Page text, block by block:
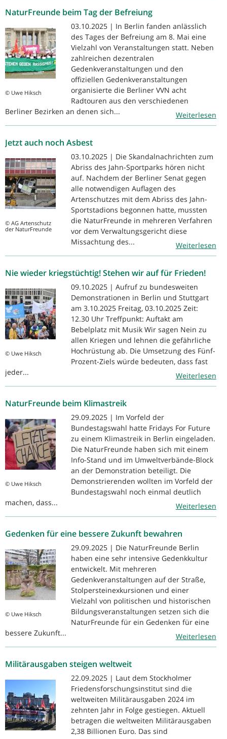
NaturFreunde beim Tag der Befreiung
© Uwe Hiksch
03.10.2025 | In Berlin fanden anlässlich
des Tages der Befreiung am 8. Mai eine
Vielzahl von Veranstaltungen statt. Neben
zahlreichen dezentralen
Gedenkveranstaltungen und den
offiziellen Gedenkveranstaltungen
organisierte die Berliner VVN acht
Radtouren aus den verschiedenen
Berliner Bezirken an denen sich...
Weiterlesen
Jetzt auch noch Asbest
© AG Artenschutz
der NaturFreunde
03.10.2025 | Die Skandalnachrichten zum
Abriss des Jahn-Sportparks hören nicht
auf. Nachdem der Berliner Senat gegen
alle notwendigen Auflagen des
Artenschutzes mit dem Abriss des Jahn-
Sportstadions begonnen hatte, mussten
die NaturFreunde in mehreren Verfahren
vor dem Verwaltungsgericht diese
Missachtung des...
Weiterlesen
Nie wieder kriegstüchtig! Stehen wir auf für Frieden!
© Uwe Hiksch
09.10.2025 | Aufruf zu bundesweiten
Demonstrationen in Berlin und Stuttgart
am 3.10.2025 Freitag, 03.10.2025 Zeit:
12.30 Uhr Treffpunkt: Auftakt am
Bebelplatz mit Musik Wir sagen Nein zu
allen Kriegen und lehnen die gefährliche
Hochrüstung ab. Die Umsetzung des Fünf-
Prozent-Ziels würde bedeuten, dass fast
jeder...
Weiterlesen
NaturFreunde beim Klimastreik
© Uwe Hiksch
29.09.2025 | Im Vorfeld der
Bundestagswahl hatte Fridays For Future
zu einem Klimastreik in Berlin eingeladen.
Die NaturFreunde haben sich mit einem
Info-Stand und im Umweltverbände-Block
an der Demonstration beteiligt. Die
Demonstrierenden wollten im Vorfeld der
Bundestagswahl noch einmal deutlich
machen, dass...
Weiterlesen
Gedenken für eine bessere Zukunft bewahren
© Uwe Hiksch
29.09.2025 | Die NaturFreunde Berlin
haben eine sehr intensive Gedenkkultur
entwickelt. Mit mehreren
Gedenkveranstaltungen auf der Straße,
Stolpersteinexkursionen und einer
Vielzahl von politischen und historischen
Bildungsveranstaltungen setzen sich die
NaturFreunde für ein Gedenken für eine
bessere Zukunft...
Weiterlesen
Militärausgaben steigen weltweit
22.09.2025 | Laut dem Stockholmer
Friedensforschungsinstitut sind die
weltweiten Militärausgaben 2024 im
zehnten Jahr in Folge gestiegen. Aktuell
betragen die weltweiten Militärausgaben
2,38 Billionen Euro. Das sind